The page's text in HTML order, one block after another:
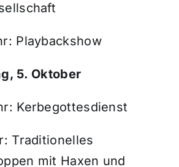
Playbackshow
5. Oktober
Kerbegottesdienst
Traditionelles
mit Haxen und